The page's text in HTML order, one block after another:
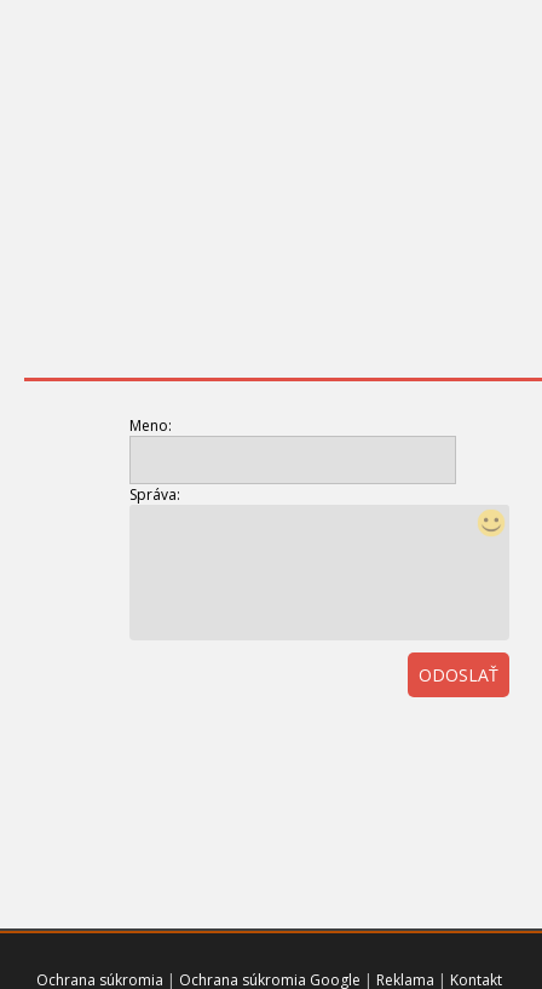
Meno:
Správa:
ODOSLAŤ
Ochrana súkromia | Ochrana súkromia Google | Reklama | Kontakt